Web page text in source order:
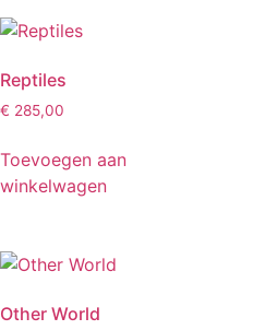
Reptiles
€ 285,00
Toevoegen aan
winkelwagen
Other World